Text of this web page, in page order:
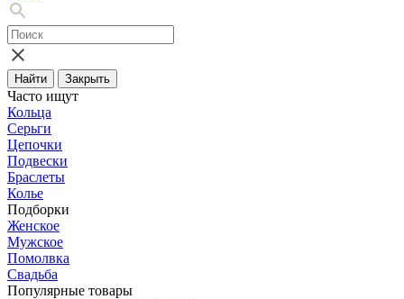
Найти Закрыть
Часто ищут
Кольца
Серьги
Цепочки
Подвески
Браслеты
Колье
Подборки
Женское
Мужское
Помолвка
Свадьба
Популярные товары